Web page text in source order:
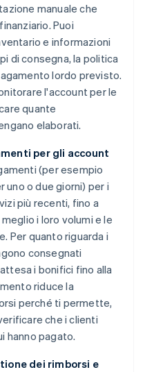
manuale che
Puoi
e informazioni
di consegna, la politica
lordo previsto.
l'account per le
quante
elaborati.
per gli account
(per esempio
o due giorni) per i
più recenti, fino a
i loro volumi e le
Per quanto riguarda i
consegnati
i bonifici fino alla
riduce la
perché ti permette,
che i clienti
hanno pagato.
dei rimborsi e